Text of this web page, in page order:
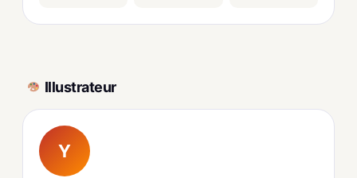
Illustrateur
Y